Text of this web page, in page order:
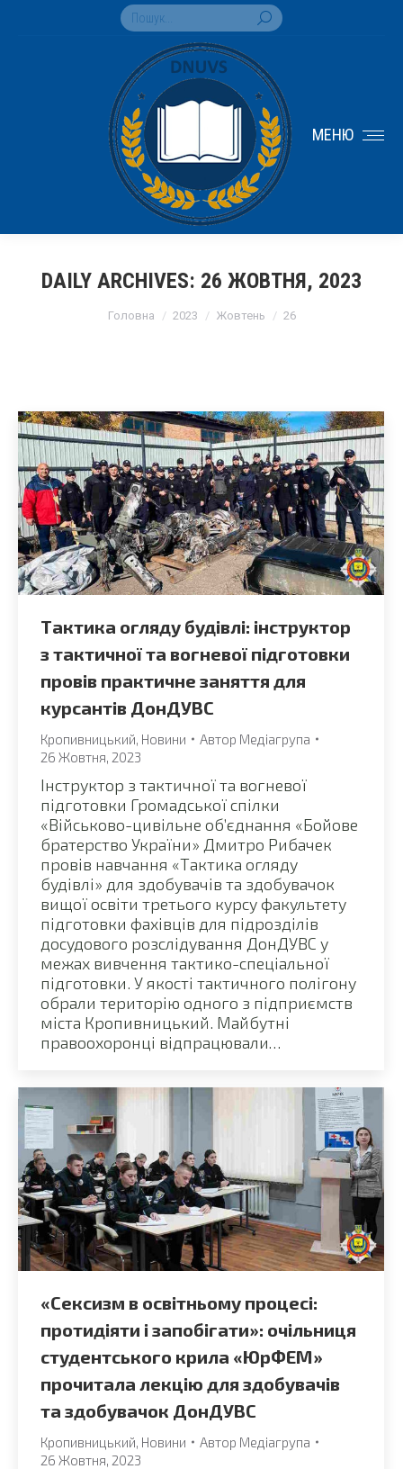
Search:
МЕНЮ
DAILY ARCHIVES: 26 ЖОВТНЯ, 2023
Головна 2023 Жовтень 26
Тактика огляду будівлі: інструктор
з тактичної та вогневої підготовки
провів практичне заняття для
курсантів ДонДУВС
Кропивницький Новини Автор Медіагрупа
26 Жовтня, 2023
Інструктор з тактичної та вогневої
підготовки Громадської спілки
«Військово-цивільне об’єднання «Бойове
братерство України» Дмитро Рибачек
провів навчання «Тактика огляду
будівлі» для здобувачів та здобувачок
вищої освіти третього курсу факультету
підготовки фахівців для підрозділів
досудового розслідування ДонДУВС у
межах вивчення тактико-спеціальної
підготовки. У якості тактичного полігону
обрали територію одного з підприємств
міста Кропивницький. Майбутні
правоохоронці відпрацювали…
«Сексизм в освітньому процесі:
протидіяти і запобігати»: очільниця
студентського крила «ЮрФЕМ»
прочитала лекцію для здобувачів
та здобувачок ДонДУВС
Кропивницький Новини Автор Медіагрупа
26 Жовтня, 2023